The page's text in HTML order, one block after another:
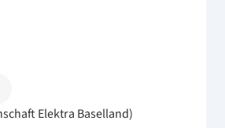
Elektra Baselland)